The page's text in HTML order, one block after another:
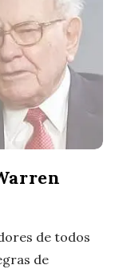
de todos
de